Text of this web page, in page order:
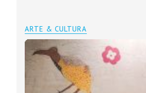
ARTE & CULTURA